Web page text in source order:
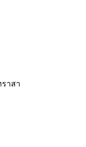
ราสา